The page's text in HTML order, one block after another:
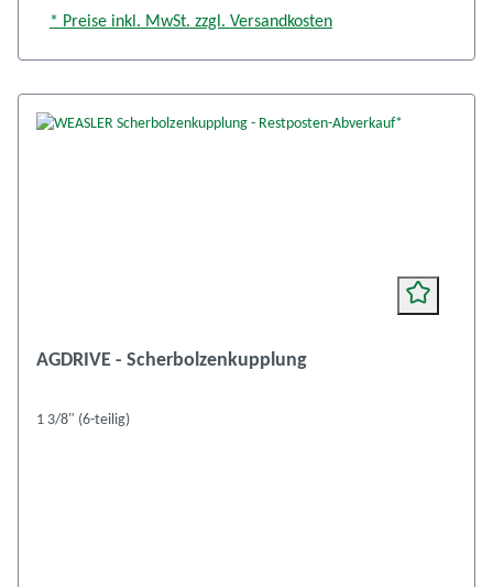
* Preise inkl. MwSt. zzgl. Versandkosten
AGDRIVE - Scherbolzenkupplung
1 3/8" (6-teilig)